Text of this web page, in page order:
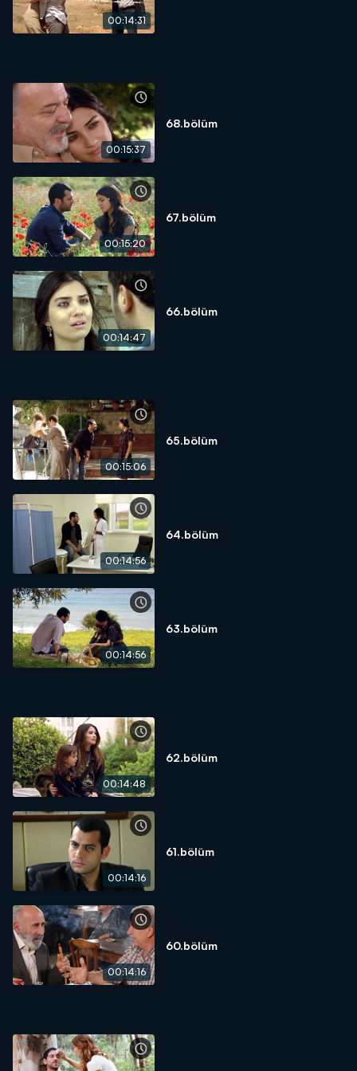
00:14:31
00:15:37
68.bölüm
00:15:20
67.bölüm
00:14:47
66.bölüm
00:15:06
65.bölüm
00:14:56
64.bölüm
00:14:56
63.bölüm
00:14:48
62.bölüm
00:14:16
61.bölüm
00:14:16
60.bölüm